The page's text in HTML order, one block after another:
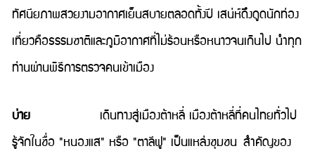
ทัศนียภาพสวยงามอากาศเย็นสบายตลอดทั้งปี เสน่ห์ดึงดูดนักท่อง
เที่ยวคือธรรมชาติและภูมิอากาศที่ไม่ร้อนหรือหนาวจนเกินไป นำทุก
ท่านผ่านพิธีการตรวจคนเข้าเมือง
บ่าย เดินทางสู่เมืองต้าหลี่ เมืองต้าหลี่ที่คนไทยทั่วไป
รู้จักในชื่อ "หนองแส" หรือ "ตาลีฟู" เป็นแหล่งชุมชน สำคัญของ